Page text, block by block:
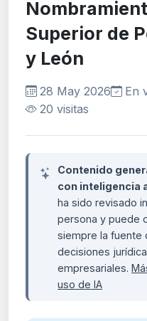
Superior de
y León
28 May 2026
En
20 visitas
Contenido
con inteligencia
ha sido revisado
persona y puede
siempre la fuente
decisiones
empresariales.
uso de IA